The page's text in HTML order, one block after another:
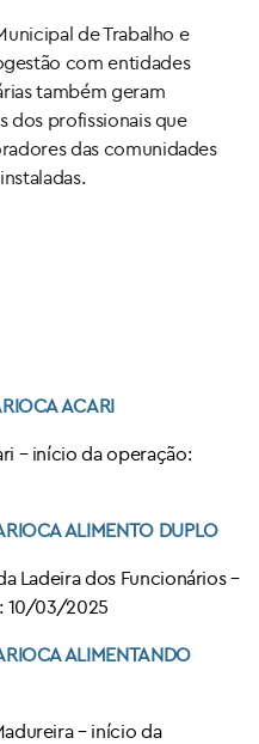
de Trabalho e
com entidades
também geram
dos profissionais que
das comunidades
ACARI
– início da operação:
ALIMENTO DUPLO
Ladeira dos Funcionários –
10/03/2025
ALIMENTANDO
– início da